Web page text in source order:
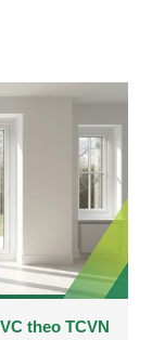
theo TCVN